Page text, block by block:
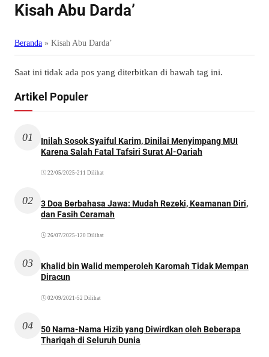
Kisah Abu Darda’
Beranda » Kisah Abu Darda’
Saat ini tidak ada pos yang diterbitkan di bawah tag ini.
Artikel Populer
01
Inilah Sosok Syaiful Karim, Dinilai Menyimpang MUI
Karena Salah Fatal Tafsiri Surat Al-Qariah
22/05/2025 •211 Dilihat
02
3 Doa Berbahasa Jawa: Mudah Rezeki, Keamanan Diri,
dan Fasih Ceramah
26/07/2025 •120 Dilihat
03
Khalid bin Walid memperoleh Karomah Tidak Mempan
Diracun
02/09/2021 •52 Dilihat
04
50 Nama-Nama Hizib yang Diwirdkan oleh Beberapa
Thariqah di Seluruh Dunia